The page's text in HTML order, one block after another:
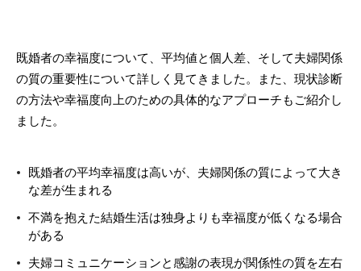
既婚者の幸福度について、平均値と個人差、そして夫婦関係
の質の重要性について詳しく見てきました。また、現状診断
の方法や幸福度向上のための具体的なアプローチもご紹介し
ました。
既婚者の平均幸福度は高いが、夫婦関係の質によって大き
な差が生まれる
不満を抱えた結婚生活は独身よりも幸福度が低くなる場合
がある
夫婦コミュニケーションと感謝の表現が関係性の質を左右